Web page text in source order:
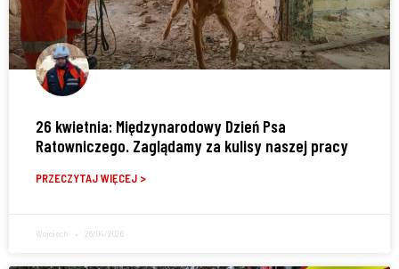
26 kwietnia: Międzynarodowy Dzień Psa
Ratowniczego. Zaglądamy za kulisy naszej pracy
PRZECZYTAJ WIĘCEJ >
Wojciech 26/04/2026